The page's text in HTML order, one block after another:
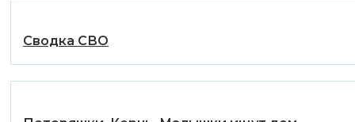
Сводка СВО